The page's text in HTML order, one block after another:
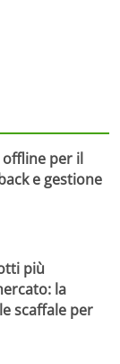
offline per il
e gestione
più
la
scaffale per